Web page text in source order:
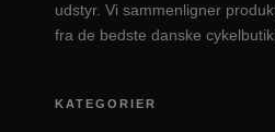
udstyr. Vi sammenligner
fra de bedste danske
KATEGORIER